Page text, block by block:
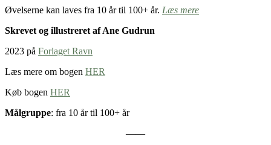
Øvelserne kan laves fra 10 år til 100+ år. Læs mere
Skrevet og illustreret af Ane Gudrun
2023 på Forlaget Ravn
Læs mere om bogen HER
Køb bogen HER
Målgruppe: fra 10 år til 100+ år
——